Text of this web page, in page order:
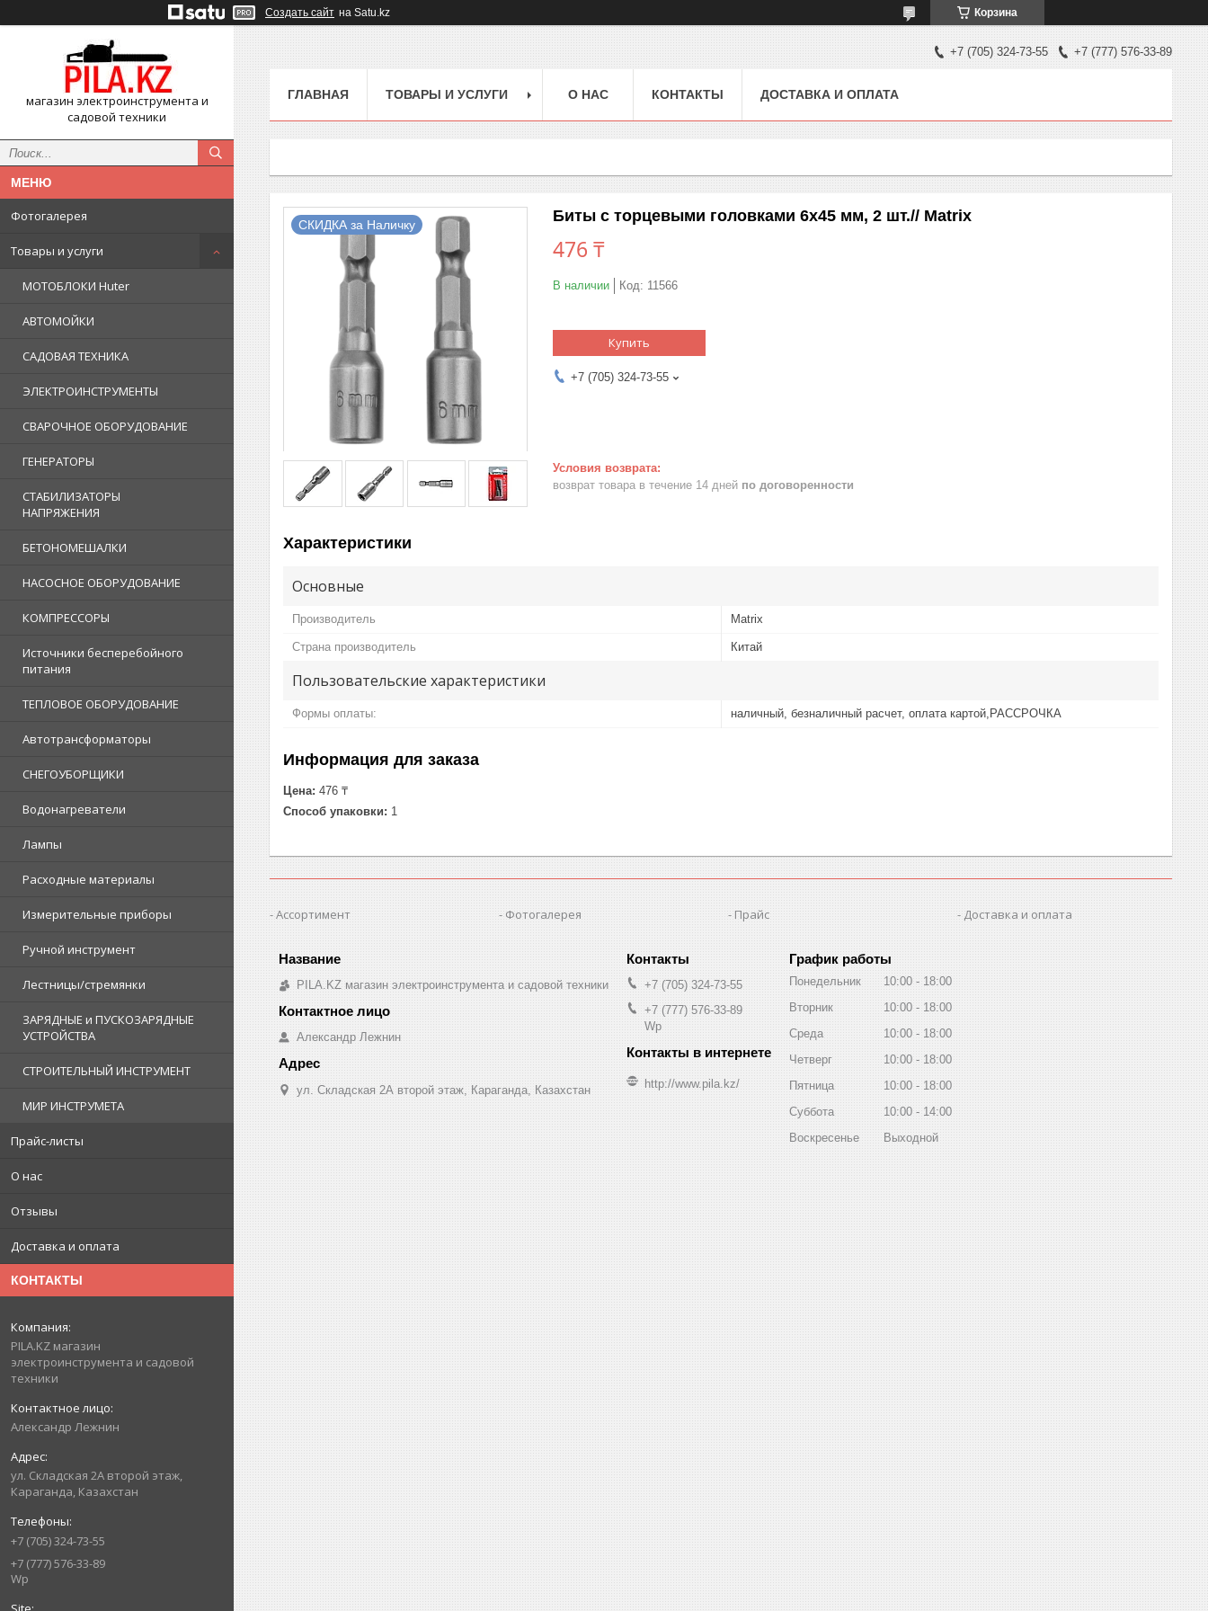
Создать сайт на Satu.kz Корзина
магазин электроинструмента и
садовой техники
Фотогалерея
Товары и услуги
МОТОБЛОКИ Huter
АВТОМОЙКИ
САДОВАЯ ТЕХНИКА
ЭЛЕКТРОИНСТРУМЕНТЫ
СВАРОЧНОЕ ОБОРУДОВАНИЕ
ГЕНЕРАТОРЫ
СТАБИЛИЗАТОРЫ
НАПРЯЖЕНИЯ
БЕТОНОМЕШАЛКИ
НАСОСНОЕ ОБОРУДОВАНИЕ
КОМПРЕССОРЫ
Источники бесперебойного
питания
ТЕПЛОВОЕ ОБОРУДОВАНИЕ
Автотрансформаторы
СНЕГОУБОРЩИКИ
Водонагреватели
Лампы
Расходные материалы
Измерительные приборы
Ручной инструмент
Лестницы/стремянки
ЗАРЯДНЫЕ и ПУСКОЗАРЯДНЫЕ
УСТРОЙСТВА
СТРОИТЕЛЬНЫЙ ИНСТРУМЕНТ
МИР ИНСТРУМЕТА
Прайс-листы
О нас
Отзывы
Доставка и оплата
КОНТАКТЫ
PILA.KZ магазин
электроинструмента и садовой
техники
Александр Лежнин
ул. Складская 2А второй этаж,
Караганда, Казахстан
+7 (705) 324-73-55
+7 (777) 576-33-89
Wp
+7 (705) 324-73-55 +7 (777) 576-33-89
ГЛАВНАЯ ТОВАРЫ И УСЛУГИ О НАС КОНТАКТЫ ДОСТАВКА И ОПЛАТА
СКИДКА за Наличку Биты с торцевыми головками 6х45 мм, 2 шт.// Matrix
476 ₸
В наличии Код: 11566
Купить
+7 (705) 324-73-55
возврат товара в течение 14 дней по договоренности
Характеристики
Основные
Производитель Matrix
Страна производитель Китай
Пользовательские характеристики
Формы оплаты: наличный, безналичный расчет, оплата картой,РАССРОЧКА
Информация для заказа
Цена: 476 ₸
Способ упаковки: 1
Ассортимент Фотогалерея Прайс Доставка и оплата
PILA.KZ магазин электроинструмента и садовой техники
Александр Лежнин
ул. Складская 2А второй этаж, Караганда, Казахстан
+7 (705) 324-73-55
+7 (777) 576-33-89
Wp
http://www.pila.kz/
График работы
Понедельник 10:00
18:00
Вторник
10:00
18:00
Среда
10:00
18:00
Четверг
10:00
18:00
Пятница
10:00
18:00
Суббота
10:00
14:00
Воскресенье
Выходной